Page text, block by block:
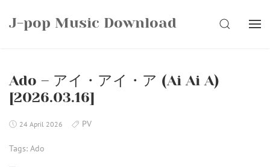
J-pop Music Download SEARCH
Ado – アイ・アイ・ア (Ai Ai A)
[2026.03.16]
24 April 2026 PV
Tags: Ado